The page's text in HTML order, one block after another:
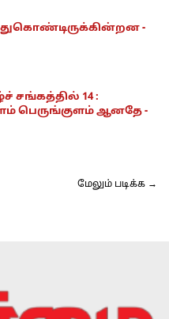
-
சங்கத்தில் 14 :
பெருங்குளம் ஆனதே -
மேலும் படிக்க →